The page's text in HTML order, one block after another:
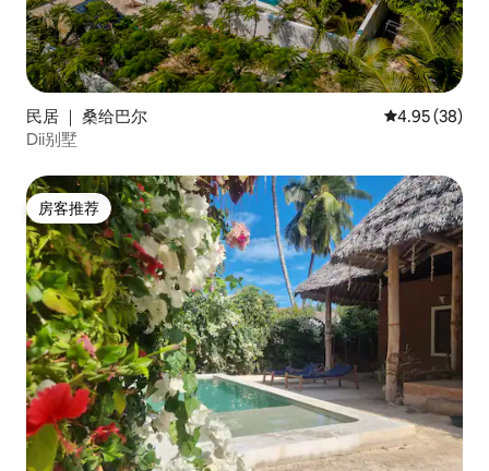
民居 ｜ 桑给巴尔 平均评分
4.95 (38)
Dii别墅
房客推荐
房客推荐